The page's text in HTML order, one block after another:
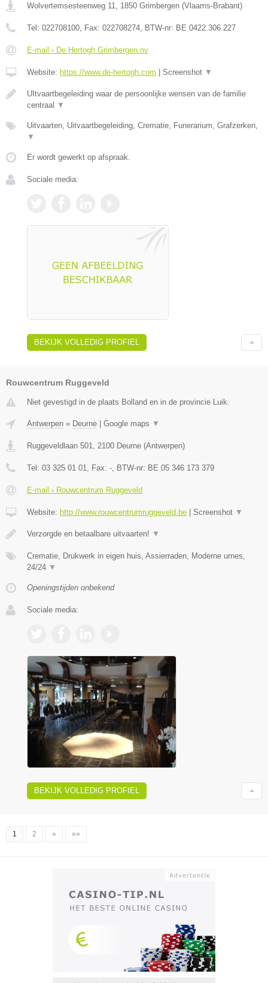
Wolvertemsesteenweg 11 1850 Grimbergen (Vlaams-Brabant)
Tel: 022708100 , Fax: 022708274 , BTW-nr: BE 0422.306.227
E-mail › De Hertogh Grimbergen nv
Website: https://www.de-hertogh.com Screenshot ▼
UItvaartbegeleiding waar de persoonlijke wensen van de familie
centraal
▼
Uitvaarten, Uitvaartbegeleiding, Crematie, Funerarium, Grafzerken,
▼
Er wordt gewerkt op afspraak.
Sociale media:
BEKIJK VOLLEDIG PROFIEL
Rouwcentrum Ruggeveld
Niet gevestigd in de plaats Bolland en in de provincie Luik.
Antwerpen » Deurne Google maps ▼
Ruggeveldlaan 501, 2100 Deurne (Antwerpen)
Tel: 03 325 01 01, Fax: -, BTW-nr: BE 05 346 173 379
E-mail › Rouwcentrum Ruggeveld
Website: http://www.rouwcentrumruggeveld.be Screenshot ▼
Verzorgde en betaalbare uitvaarten! ▼
Crematie, Drukwerk in eigen huis, Assierraden, Moderne urnes,
24/24 ▼
Openingstijden onbekend
Sociale media:
BEKIJK VOLLEDIG PROFIEL
1 2 » »»